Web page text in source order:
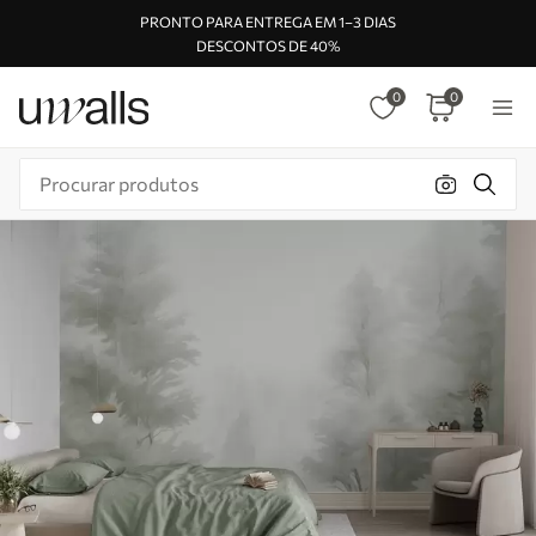
PRONTO PARA ENTREGA EM 1–3 DIAS
DESCONTOS DE 40%
0 0